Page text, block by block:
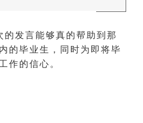
发言能够真的帮助到那
的毕业生，同时为即将毕
作的信心。